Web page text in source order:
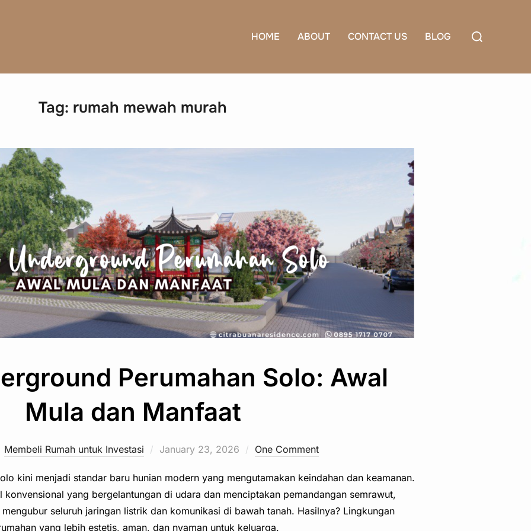
HOME ABOUT CONTACT US BLOG
Search
Tag: rumah mewah murah
Perumahan Solo: Awal
Mula dan Manfaat
Membeli Rumah untuk Investasi
Posted
January 23, 2026 One Comment
kini menjadi standar baru hunian modern yang mengutamakan keindahan dan keamanan.
konvensional yang bergelantungan di udara dan menciptakan pemandangan semrawut,
seluruh jaringan listrik dan komunikasi di bawah tanah. Hasilnya? Lingkungan
yang lebih estetis, aman, dan nyaman untuk keluarga.